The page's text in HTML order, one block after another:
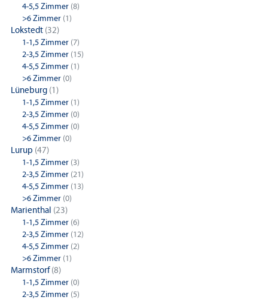
4-5,5 Zimmer (8)
>6 Zimmer (1)
Lokstedt (32)
1-1,5 Zimmer (7)
2-3,5 Zimmer (15)
4-5,5 Zimmer (1)
>6 Zimmer (0)
Lüneburg (1)
1-1,5 Zimmer (1)
2-3,5 Zimmer (0)
4-5,5 Zimmer (0)
>6 Zimmer (0)
Lurup (47)
1-1,5 Zimmer (3)
2-3,5 Zimmer (21)
4-5,5 Zimmer (13)
>6 Zimmer (0)
Marienthal (23)
1-1,5 Zimmer (6)
2-3,5 Zimmer (12)
4-5,5 Zimmer (2)
>6 Zimmer (1)
Marmstorf(8)
1-1,5 Zimmer (0)
2-3,5 Zimmer (5)